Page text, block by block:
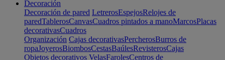
Decoración
Decoración de pared LetrerosEspejosRelojes de
paredTablerosCanvasCuadros pintados a manoMarcosPlacas
decorativasCuadros
Organización Cajas decorativasPercherosBurros de
ropaJoyerosBiombosCestasBaúlesRevisterosCajas
Objetos decorativos VelasFarolesCentros de